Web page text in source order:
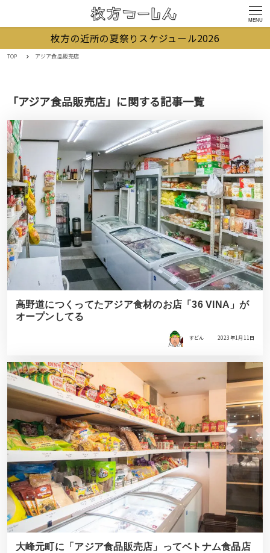
MENU
枚方の近所の夏祭りスケジュール2026
TOP アジア食品販売店
「アジア食品販売店」に関する記事一覧
高野道につくってたアジア食材のお店「36 VINA」が
オープンしてる
すどん 2023年1月11日
大峰元町に「アジア食品販売店」ってベトナム食品店